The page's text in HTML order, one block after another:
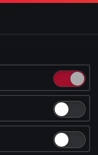
sīkdatnes: obligāti
reklāmas.